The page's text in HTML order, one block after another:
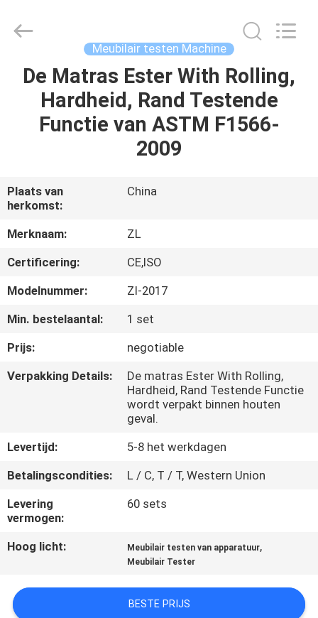
HUIS
PRODUCTEN
ONGEVEER
ONS
FABRIEKSREIS
KWALITEITSCONTROLE
CONTACTEER
NIEUWS
VERZOEK
OM EEN
SHOW
Technology
Reserved.
Meubilair testen Machine
De Matras Ester With Rolling,
Hardheid, Rand Testende
Functie van ASTM F1566-
2009
Plaats van
herkomst:
China
Merknaam:
ZL
Certificering:
CE,ISO
Modelnummer:
Zl-2017
Min. bestelaantal:
1 set
Prijs:
negotiable
Verpakking Details:
De matras Ester With Rolling,
Hardheid, Rand Testende Functie
wordt verpakt binnen houten
geval.
Levertijd:
5-8 het werkdagen
Betalingscondities:
L / C, T / T, Western Union
Levering
vermogen:
60 sets
Hoog licht: Meubilair testen van apparatuur,
Meubilair Tester
BESTE PRIJS